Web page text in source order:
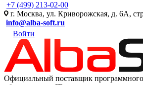
+7 (499) 213-02-00
г. Москва, ул. Криворожская, д.
info@alba-soft.ru
Войти
Официальный поставщик